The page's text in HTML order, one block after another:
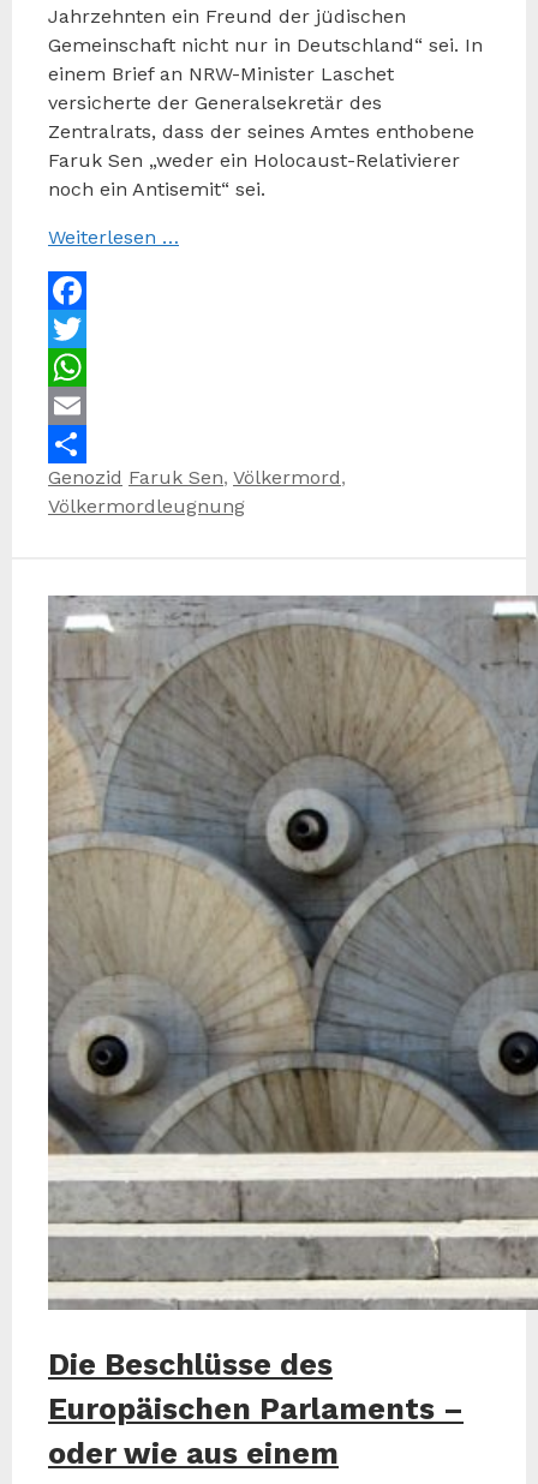
Jahrzehnten ein Freund der jüdischen
Gemeinschaft nicht nur in Deutschland“ sei. In
einem Brief an NRW-Minister Laschet
versicherte der Generalsekretär des
Zentralrats, dass der seines Amtes enthobene
Faruk Sen „weder ein Holocaust-Relativierer
noch ein Antisemit“ sei.
Weiterlesen …
Facebook
Twitter
WhatsApp
Email
Teilen
Kategorien
Genozid Schlagwörter
Faruk Sen, Völkermord,
Völkermordleugnung
Die Beschlüsse des
Europäischen Parlaments –
oder wie aus einem